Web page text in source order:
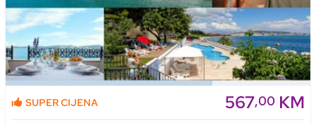
SUPER CIJENA 567,00 KM